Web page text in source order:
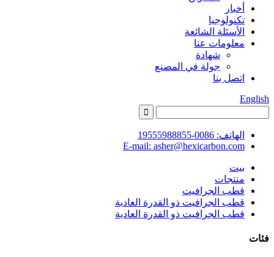
أخبار
تكنولوجيا
الأسئلة الشائعة
معلومات عنا
شهادة
جولة في المصنع
اتصل بنا
English
الهاتف: 0086-19555988855
E-mail: asher@hexicarbon.com
بيت
منتجات
قطب الجرافيت
قطب الجرافيت ذو القدرة العادية
قطب الجرافيت ذو القدرة العادية
فئات